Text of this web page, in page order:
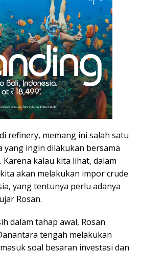
refinery, memang ini salah satu
yang ingin dilakukan bersama
Karena kalau kita lihat, dalam
akan melakukan impor crude
yang tentunya perlu adanya
Rosan.
dalam tahap awal, Rosan
tengah melakukan
soal besaran investasi dan